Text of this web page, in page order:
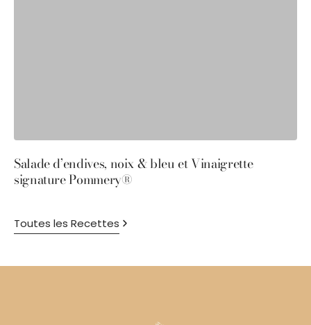
Toutes les Recettes
Salade d’endives, noix & bleu et Vinaigrette
signature Pommery®